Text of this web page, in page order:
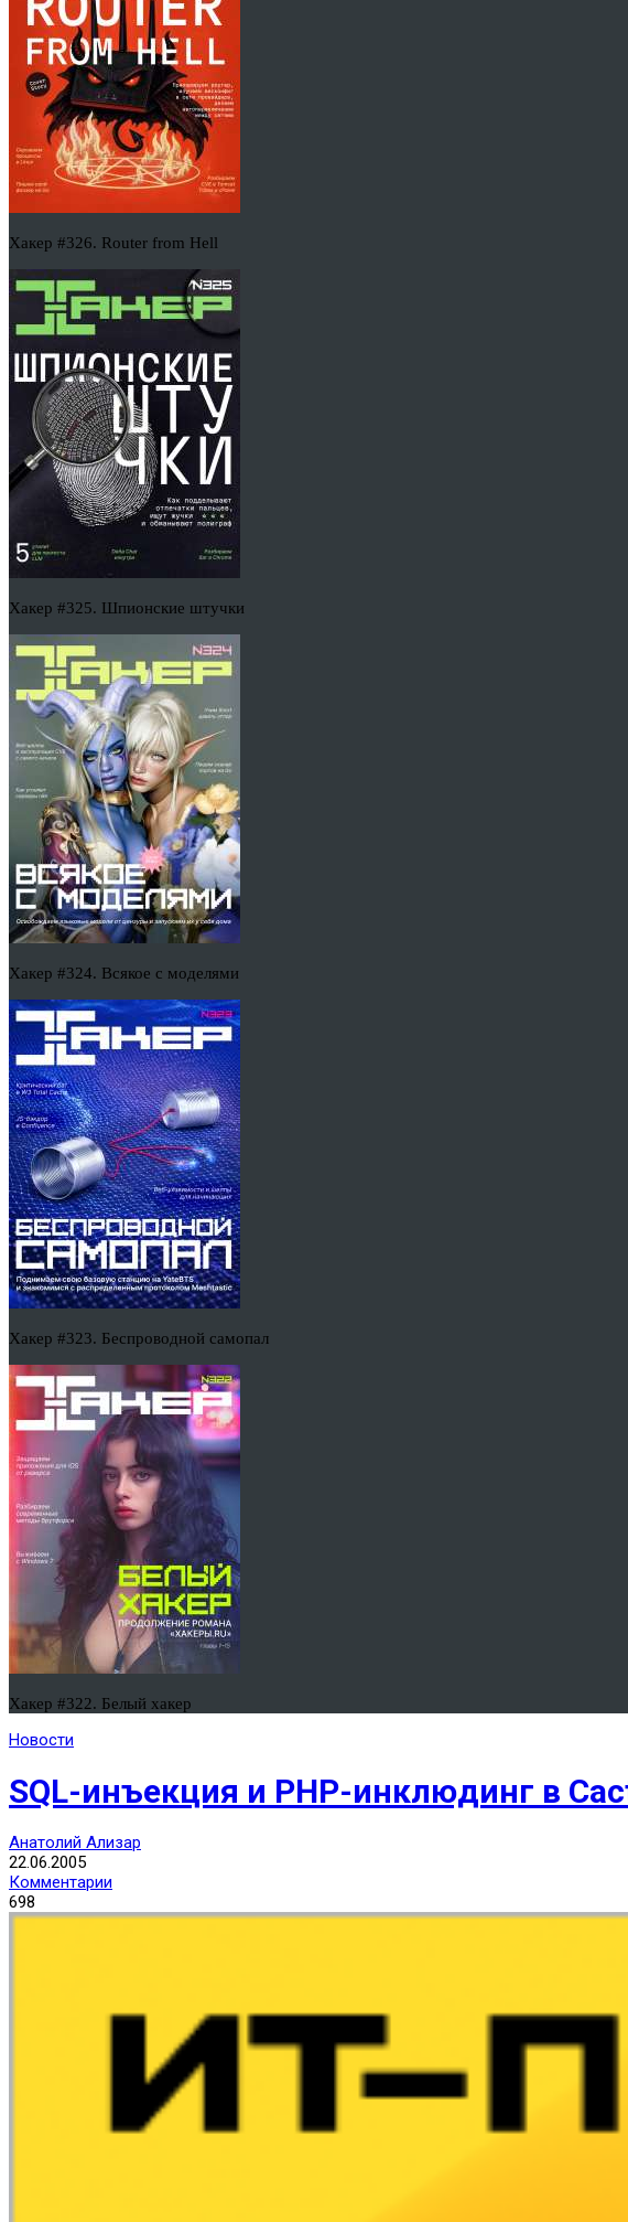
Хакер #326. Router from Hell
Хакер #325. Шпионские штучки
Хакер #324. Всякое с моделями
Хакер #323. Беспроводной самопал
Хакер #322. Белый хакер
Новости
SQL-инъекция и PHP-инклюдинг в
Анатолий Ализар
22.06.2005
Комментарии
698